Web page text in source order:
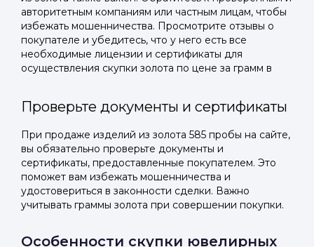
авторитетным компаниям или частным лицам, чтобы
избежать мошенничества. Просмотрите отзывы о
покупателе и убедитесь, что у него есть все
необходимые лицензии и сертификаты для
осуществления скупки золота по цене за грамм в
Проверьте документы и сертификаты
При продаже изделий из золота 585 пробы на сайте,
вы обязательно проверьте документы и
сертификаты, предоставленные покупателем. Это
поможет вам избежать мошенничества и
удостовериться в законности сделки. Важно
учитывать граммы золота при совершении покупки.
Особенности скупки ювелирных